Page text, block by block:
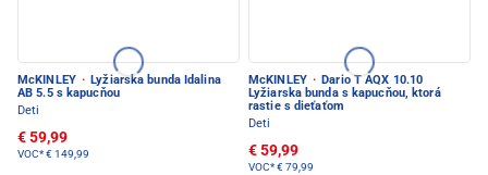
McKINLEY · Lyžiarska bunda Idalina
AB 5.5 s kapucňou
Deti
€ 59,99
VOC*€ 149,99
McKINLEY · Dario T AQX 10.10
Lyžiarska bunda s kapucňou, ktorá
rastie s dieťaťom
Deti
€ 59,99
VOC*€ 79,99